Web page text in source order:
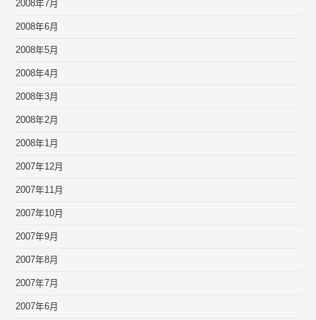
2008年7月
2008年6月
2008年5月
2008年4月
2008年3月
2008年2月
2008年1月
2007年12月
2007年11月
2007年10月
2007年9月
2007年8月
2007年7月
2007年6月